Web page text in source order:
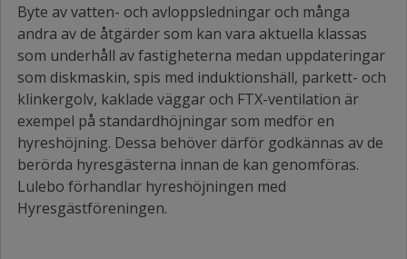
Byte av vatten- och avloppsledningar och många
andra av de åtgärder som kan vara aktuella klassas
som underhåll av fastigheterna medan uppdateringar
som diskmaskin, spis med induktionshäll, parkett- och
klinkergolv, kaklade väggar och FTX-ventilation är
exempel på standardhöjningar som medför en
hyreshöjning. Dessa behöver därför godkännas av de
berörda hyresgästerna innan de kan genomföras.
Lulebo förhandlar hyreshöjningen med
Hyresgästföreningen.